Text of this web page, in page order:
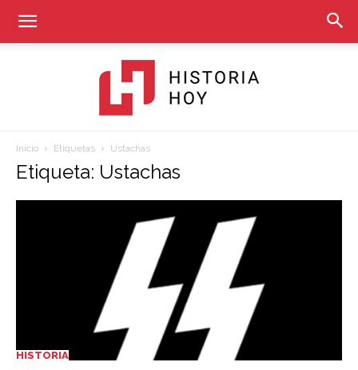
Inicio Etiquetas Ustachas
Etiqueta: Ustachas
HISTORIA